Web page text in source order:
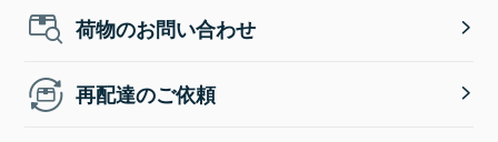
荷物のお問い合わせ
再配達のご依頼